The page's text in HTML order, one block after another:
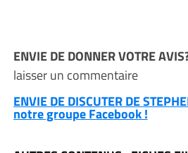
ENVIE DE DONNER VOTRE
laisser un commentaire
ENVIE DE DISCUTER DE
notre groupe Facebook !